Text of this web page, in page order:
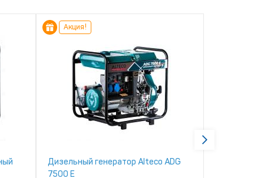
Акция!
Дизельный генератор Alteco ADG
7500 E